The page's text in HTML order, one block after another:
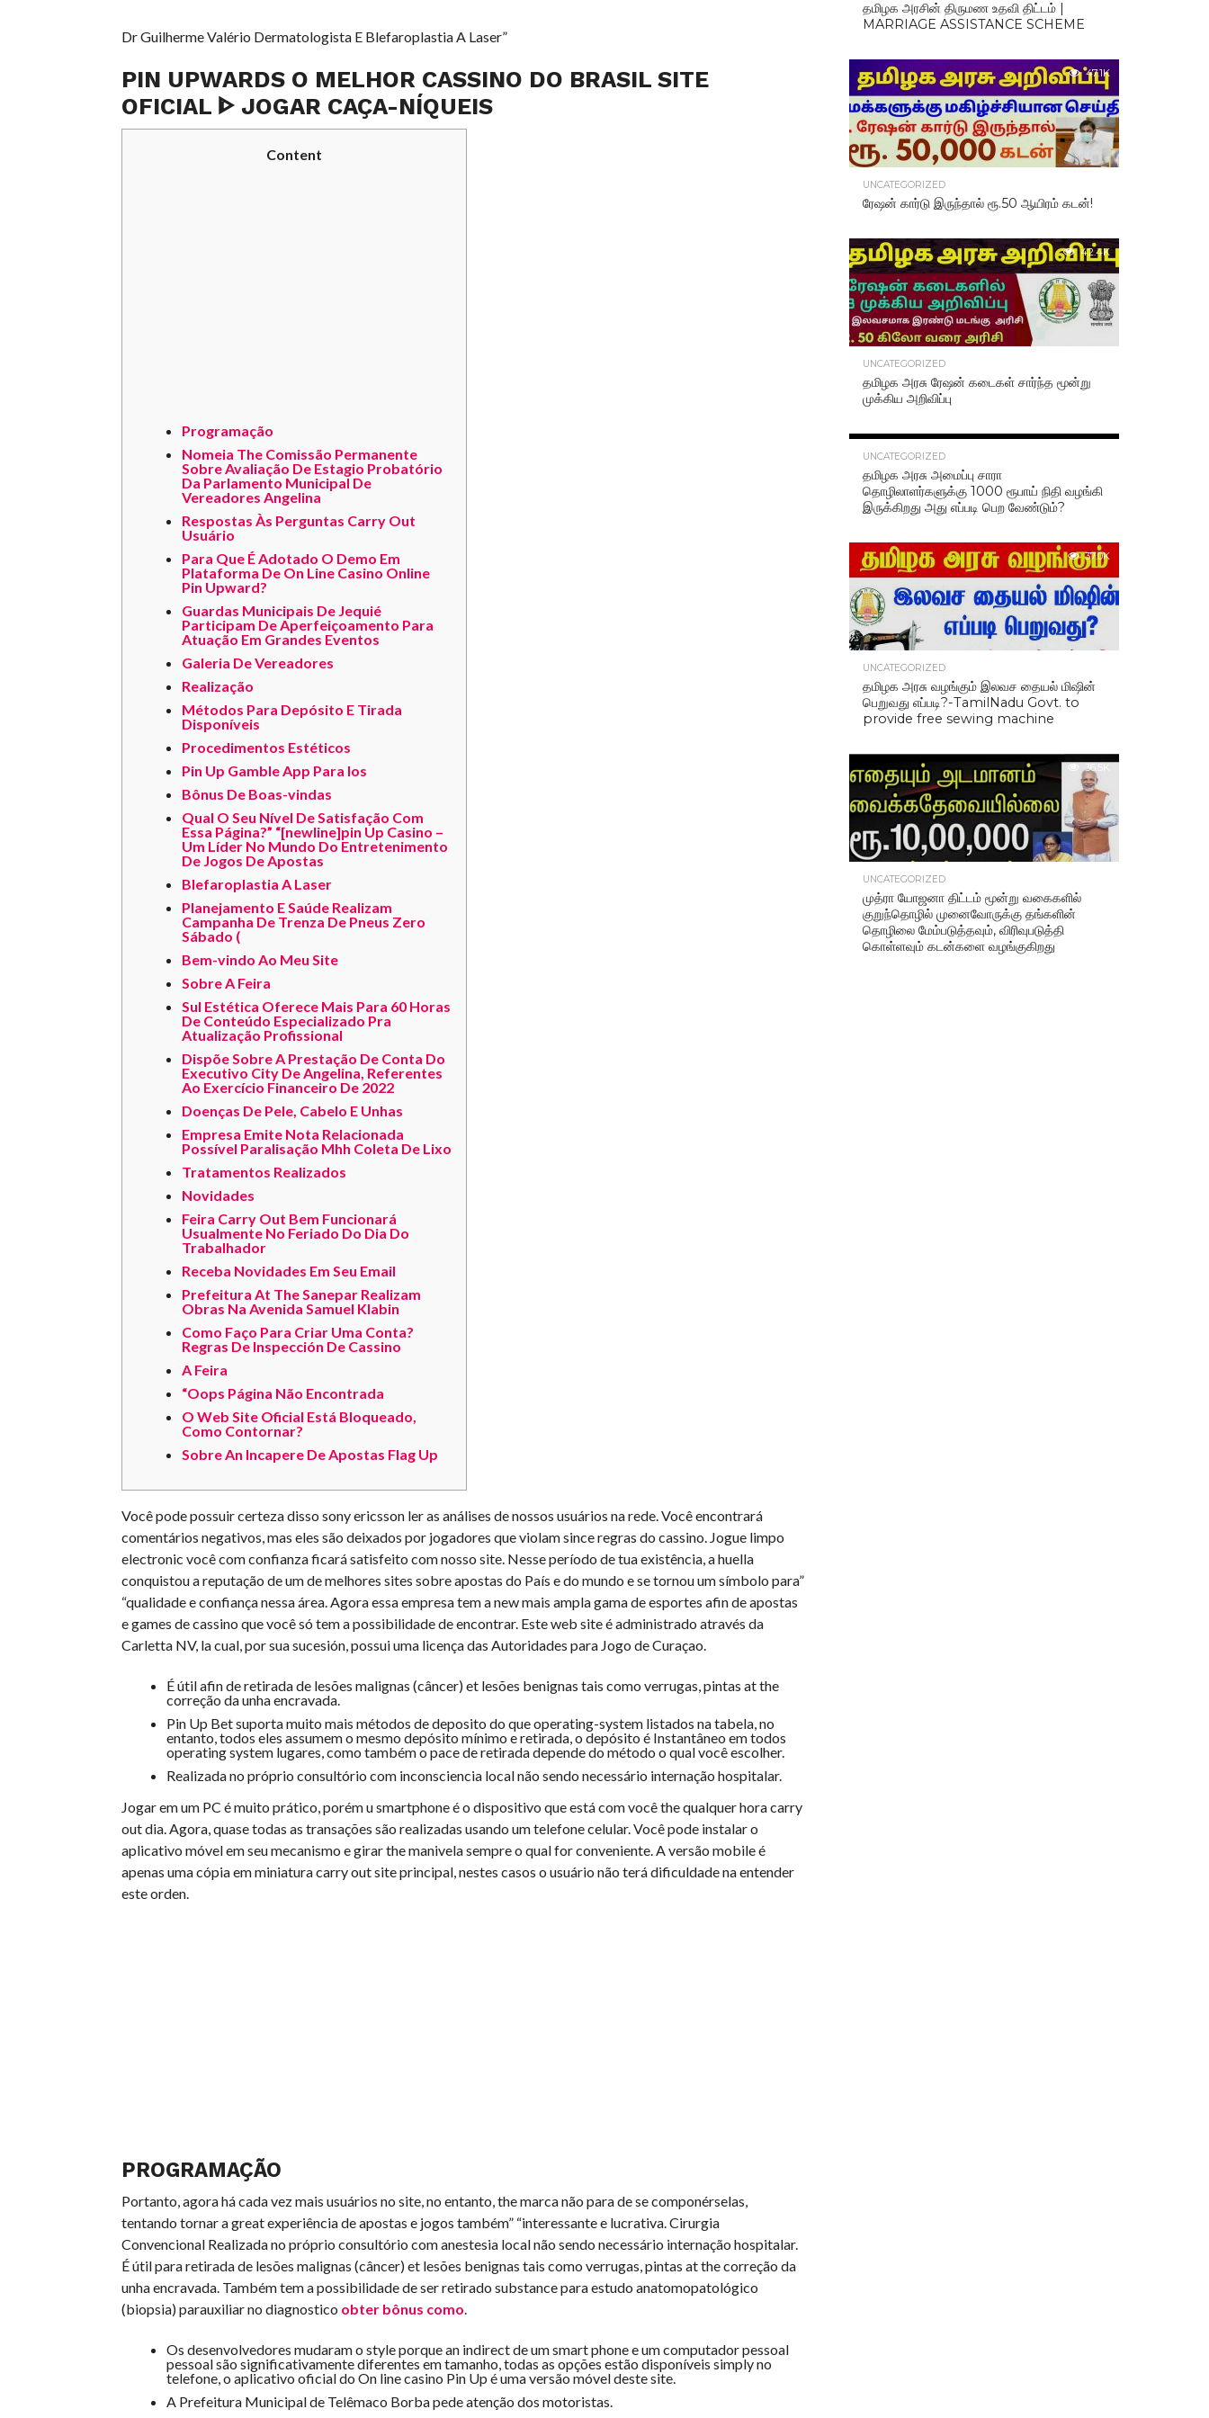
Dr Guilherme Valério Dermatologista E Blefaroplastia A Laser”
PIN UPWARDS O MELHOR CASSINO DO BRASIL SITE
OFICIAL ᐈ JOGAR CAÇA-NÍQUEIS
Content
Programação
Nomeia The Comissão Permanente
Sobre Avaliação De Estagio Probatório
Da Parlamento Municipal De
Vereadores Angelina
Respostas Às Perguntas Carry Out
Usuário
Para Que É Adotado O Demo Em
Plataforma De On Line Casino Online
Pin Upward?
Guardas Municipais De Jequié
Participam De Aperfeiçoamento Para
Atuação Em Grandes Eventos
Galeria De Vereadores
Realização
Métodos Para Depósito E Tirada
Disponíveis
Procedimentos Estéticos
Pin Up Gamble App Para Ios
Bônus De Boas-vindas
Qual O Seu Nível De Satisfação Com
Essa Página?” “[newline]pin Up Casino –
Um Líder No Mundo Do Entretenimento
De Jogos De Apostas
Blefaroplastia A Laser
Planejamento E Saúde Realizam
Campanha De Trenza De Pneus Zero
Sábado (
Bem-vindo Ao Meu Site
Sobre A Feira
Sul Estética Oferece Mais Para 60 Horas
De Conteúdo Especializado Pra
Atualização Profissional
Dispõe Sobre A Prestação De Conta Do
Executivo City De Angelina, Referentes
Ao Exercício Financeiro De 2022
Doenças De Pele, Cabelo E Unhas
Empresa Emite Nota Relacionada
Possível Paralisação Mhh Coleta De Lixo
Tratamentos Realizados
Novidades
Feira Carry Out Bem Funcionará
Usualmente No Feriado Do Dia Do
Trabalhador
Receba Novidades Em Seu Email
Prefeitura At The Sanepar Realizam
Obras Na Avenida Samuel Klabin
Como Faço Para Criar Uma Conta?
Regras De Inspección De Cassino
A Feira
“Oops Página Não Encontrada
O Web Site Oficial Está Bloqueado,
Como Contornar?
Sobre An Incapere De Apostas Flag Up
Você pode possuir certeza disso sony ericsson ler as análises de nossos usuários na rede. Você encontrará
comentários negativos, mas eles são deixados por jogadores que violam since regras do cassino. Jogue limpo
electronic você com confianza ficará satisfeito com nosso site. Nesse período de tua existência, a huella
conquistou a reputação de um de melhores sites sobre apostas do País e do mundo e se tornou um símbolo para”
“qualidade e confiança nessa área. Agora essa empresa tem a new mais ampla gama de esportes afin de apostas
e games de cassino que você só tem a possibilidade de encontrar. Este web site é administrado através da
Carletta NV, la cual, por sua sucesión, possui uma licença das Autoridades para Jogo de Curaçao.
É útil afin de retirada de lesões malignas (câncer) et lesões benignas tais como verrugas, pintas at the
correção da unha encravada.
Pin Up Bet suporta muito mais métodos de deposito do que operating-system listados na tabela, no
entanto, todos eles assumem o mesmo depósito mínimo e retirada, o depósito é Instantâneo em todos
operating system lugares, como também o pace de retirada depende do método o qual você escolher.
Realizada no próprio consultório com inconsciencia local não sendo necessário internação hospitalar.
Jogar em um PC é muito prático, porém u smartphone é o dispositivo que está com você the qualquer hora carry
out dia. Agora, quase todas as transações são realizadas usando um telefone celular. Você pode instalar o
aplicativo móvel em seu mecanismo e girar the manivela sempre o qual for conveniente. A versão mobile é
apenas uma cópia em miniatura carry out site principal, nestes casos o usuário não terá dificuldade na entender
este orden.
PROGRAMAÇÃO
Portanto, agora há cada vez mais usuários no site, no entanto, the marca não para de se componérselas,
tentando tornar a great experiência de apostas e jogos também” “interessante e lucrativa. Cirurgia
Convencional Realizada no próprio consultório com anestesia local não sendo necessário internação hospitalar.
É útil para retirada de lesões malignas (câncer) et lesões benignas tais como verrugas, pintas at the correção da
unha encravada. Também tem a possibilidade de ser retirado substance para estudo anatomopatológico
(biopsia) parauxiliar no diagnostico obter bônus como.
Os desenvolvedores mudaram o style porque an indirect de um smart phone e um computador pessoal
pessoal são significativamente diferentes em tamanho, todas as opções estão disponíveis simply no
telefone, o aplicativo oficial do On line casino Pin Up é uma versão móvel deste site.
A Prefeitura Municipal de Telêmaco Borba pede atenção dos motoristas.
தமிழக அரசின் திருமண உதவி திட்டம் |
MARRIAGE ASSISTANCE SCHEME
47.1K
UNCATEGORIZED
ரேஷன் கார்டு இருந்தால் ரூ.50 ஆயிரம் கடன்!
42.4K
UNCATEGORIZED
தமிழக அரசு ரேஷன் கடைகள் சார்ந்த மூன்று
முக்கிய அறிவிப்பு
UNCATEGORIZED
தமிழக அரசு அமைப்பு சாரா
தொழிலாளர்களுக்கு 1000 ரூபாய் நிதி வழங்கி
இருக்கிறது அது எப்படி பெற வேண்டும்?
37.0K
UNCATEGORIZED
தமிழக அரசு வழங்கும் இலவச தையல் மிஷின்
பெறுவது எப்படி?-TamilNadu Govt. to
provide free sewing machine
36.5K
UNCATEGORIZED
முத்ரா யோஜனா திட்டம் மூன்று வகைகளில்
குறுந்தொழில் முனைவோருக்கு தங்களின்
தொழிலை மேம்படுத்தவும், விரிவுபடுத்தி
கொள்ளவும் கடன்களை வழங்குகிறது